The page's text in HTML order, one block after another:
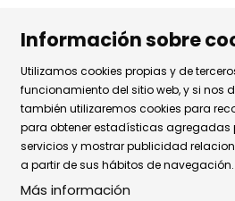
08002 Barcelona
Tel. 93 441 39 79
Horario de atención: de lunes a
y viernes de 9.30 a 14.30h.
Sitemap | Aviso Legal | Uso
Política de privacidad
|
Información sobre
Utilizamos cookies propias y de
funcionamiento del sitio web, y si nos
también utilizaremos cookies para
para obtener estadísticas agregadas
servicios y mostrar publicidad
a partir de sus hábitos de navegación.
Más información